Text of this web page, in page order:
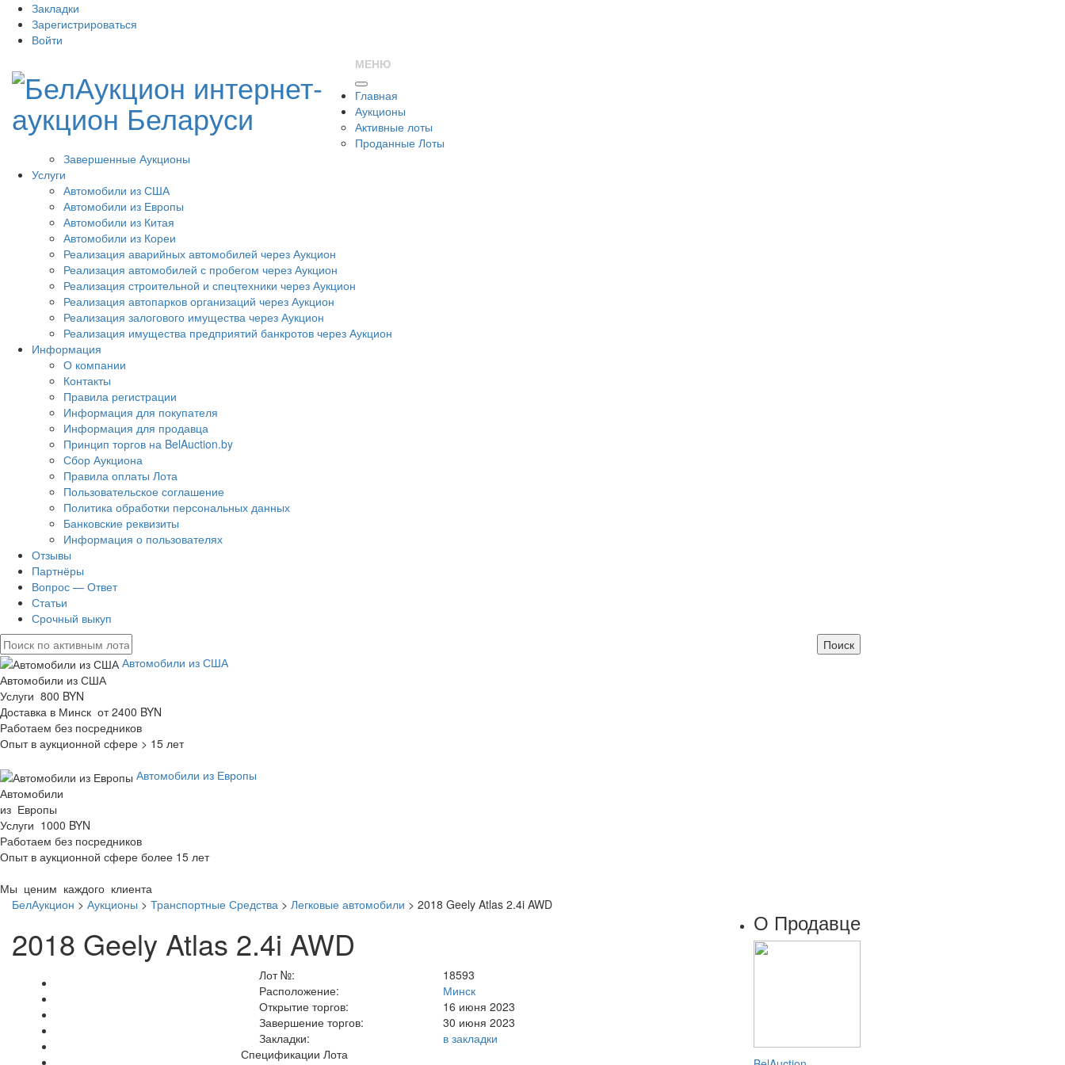
Закладки
Зарегистрироваться
Войти
МЕНЮ
Главная
Аукционы
Активные лоты
Проданные Лоты
Завершенные Аукционы
Услуги
Автомобили из США
Автомобили из Европы
Автомобили из Китая
Автомобили из Кореи
Реализация аварийных автомобилей через Аукцион
Реализация автомобилей с пробегом через Аукцион
Реализация строительной и спецтехники через Аукцион
Реализация автопарков организаций через Аукцион
Реализация залогового имущества через Аукцион
Реализация имущества предприятий банкротов через Аукцион
Информация
О компании
Контакты
Правила регистрации
Информация для покупателя
Информация для продавца
Принцип торгов на BelAuction.by
Сбор Аукциона
Правила оплаты Лота
Пользовательское соглашение
Политика обработки персональных данных
Банковские реквизиты
Информация о пользователях
Отзывы
Партнёры
Вопрос — Ответ
Статьи
Срочный выкуп
Автомобили из США
Автомобили из США
Услуги 800 BYN
Доставка в Минск от 2400 BYN
Работаем без посредников
Опыт в аукционной сфере > 15 лет
Автомобили из Европы
Автомобили
из Европы
Услуги 1000 BYN
Работаем без посредников
Опыт в аукционной сфере более 15 лет
Мы ценим каждого клиента
БелАукцион > Аукционы > Транспортные Средства > Легковые автомобили > 2018 Geely Atlas 2.4i AWD
2018 Geely Atlas 2.4i AWD
Лот №:
18593
Расположение:
Минск
Открытие торгов:
16 июня 2023
Завершение торгов:
30 июня 2023
Закладки:
в закладки
Спецификации Лота
О Продавце